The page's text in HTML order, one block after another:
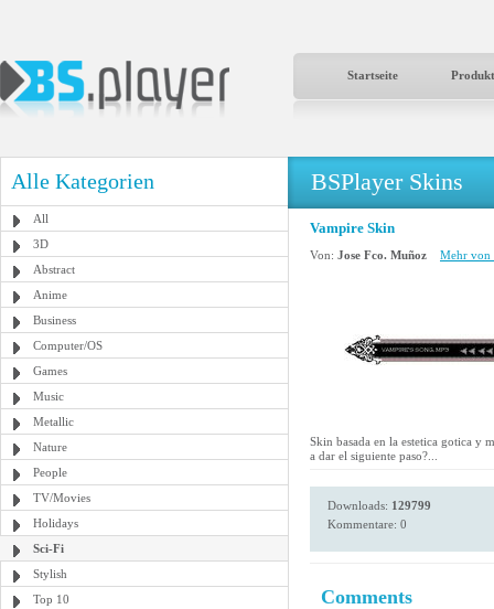
Startseite
Alle Kategorien
All
3D
Abstract
Anime
Business
Computer/OS
Games
Music
Metallic
Nature
People
TV/Movies
Holidays
Sci-Fi
Stylish
Top 10
BSPlayer Skins
Vampire Skin
Von: Jose Fco. Muñoz Mehr von
Skin basada en la estetica gotica y
a dar el siguiente paso?...
Downloads: 129799
Kommentare: 0
Comments